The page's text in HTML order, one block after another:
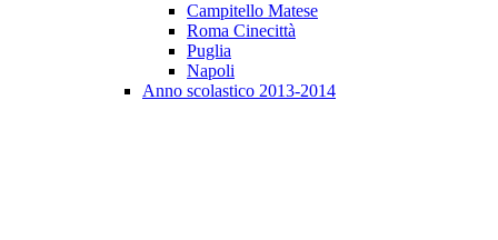
Campitello Matese
Roma Cinecittà
Puglia
Napoli
Anno scolastico 2013-2014